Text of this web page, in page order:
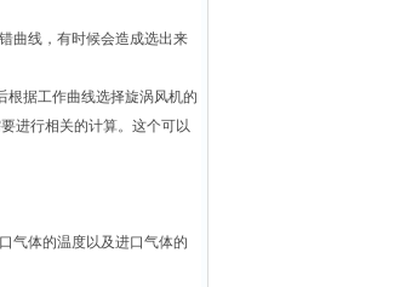
曲线，有时候会造成选出来
根据工作曲线选择旋涡风机的
进行相关的计算。这个可以
气体的温度以及进口气体的